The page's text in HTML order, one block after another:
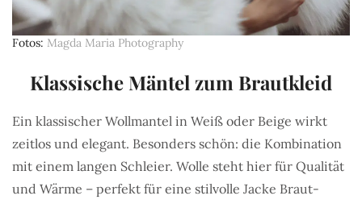
Fotos Magda Maria Photography
Klassische Mäntel zum Brautkleid
Ein klassischer Wollmantel in Weiß oder Beige wirkt
zeitlos und elegant. Besonders schön: die Kombination
mit einem langen Schleier. Wolle steht hier für Qualität
und Wärme – perfekt für eine stilvolle Jacke Braut-